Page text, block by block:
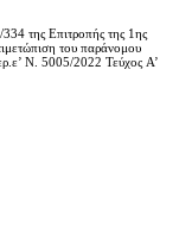
της Επιτροπής της 1ης
του παράνομου
Ν. 5005/2022 Τεύχος A’